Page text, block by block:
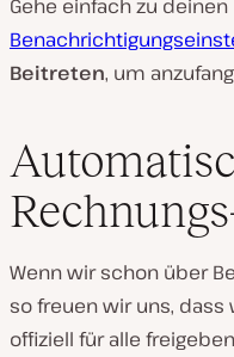
Gehe einfach zu deinen
Beitreten, um
Wenn wir schon über
so freuen wir uns,
offiziell für alle